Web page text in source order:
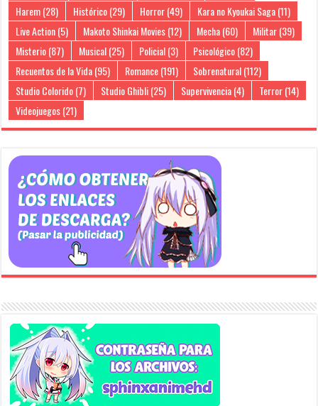
Harem(28) Histórico(29) Horror(49) Kara no Kyoukai Saga(11)
Live Action(5) Makoto Shinkai Movies(12) Mecha(60) Militar(39)
Misterio(87) Musical(25) Policial(3) Psicológico(82)
Recuentos de la Vida(95) Romance(191) Sobrenatural(112)
Studio Colorido(7) Studio Ghibli(25) Supervivencia(4) Terror(14)
Videojuegos(21)